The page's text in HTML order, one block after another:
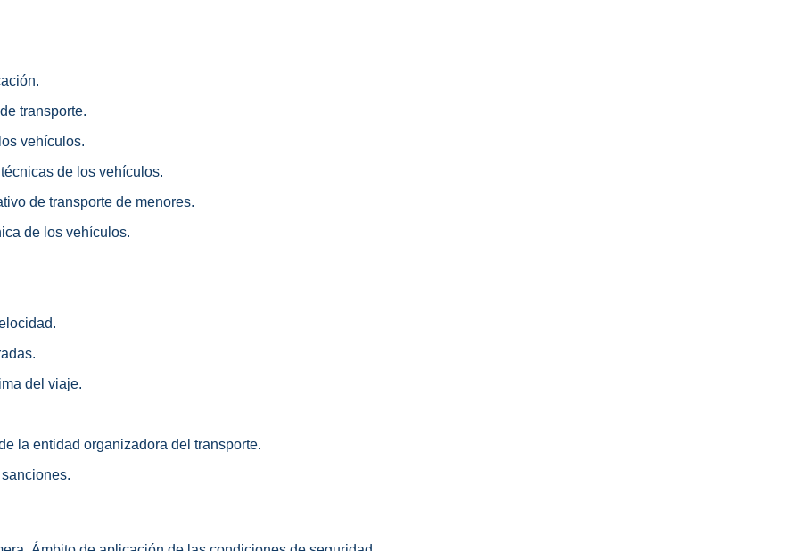
transporte.
vehículos.
de los vehículos.
de transporte de menores.
de los vehículos.
del viaje.
la entidad organizadora del transporte.